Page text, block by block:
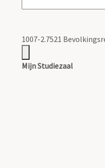
1007-2.7521
Mijn Studiezaal